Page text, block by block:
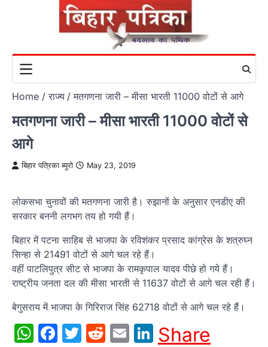
Home राज्य मतगणना जारी – मीसा भारती 11000 वोटों से आगे
मतगणना जारी – मीसा भारती 11000 वोटों से
आगे
बिहार पत्रिका ब्यूरो May 23, 2019
लोकसभा चुनावों की मतगणना जारी है। रुझानों के अनुसार एनडीए की
सरकार बननी लगभग तय हो गयी हैं।
बिहार में पटना साहिब से भाजपा के रविशंकर प्रसाद कांग्रेस के शत्रुघ्न
सिन्हा से 21491 वोटों से आगे चल रहे हैं।
वहीं पाटलिपुत्र सीट से भाजपा के रामकृपाल यादव पीछे हो गये हैं।
राष्ट्रीय जनता दल की मीसा भारती से 11637 वोटों से आगे चल रही हैं।
बेगुसराय में भाजपा के गिरिराज सिंह 62718 वोटों से आगे चल रहे हैं।
WhatsApp
Facebook
Twitter
Reddit
EmailLinkedIn
Share